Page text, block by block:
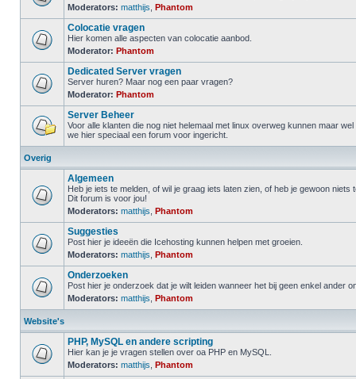
Moderators: matthijs Phantom
Colocatie vragen
Hier komen alle aspecten van colocatie aanbod.
Moderator: Phantom
Dedicated Server vragen
Server huren? Maar nog een paar vragen?
Moderator: Phantom
Server Beheer
Voor alle klanten die nog niet helemaal met linux overweg kunnen maar
we hier speciaal een forum voor ingericht.
Overig
Algemeen
Heb je iets te melden, of wil je graag iets laten zien, of heb je gewoon niets
Dit forum is voor jou!
Moderators: matthijs Phantom
Suggesties
Post hier je ideeën die Icehosting kunnen helpen met groeien.
Moderators: matthijs Phantom
Onderzoeken
Post hier je onderzoek dat je wilt leiden wanneer het bij geen enkel ander
Moderators: matthijs Phantom
Website's
PHP, MySQL en andere scripting
Hier kan je je vragen stellen over oa PHP en MySQL.
Moderators: matthijs Phantom